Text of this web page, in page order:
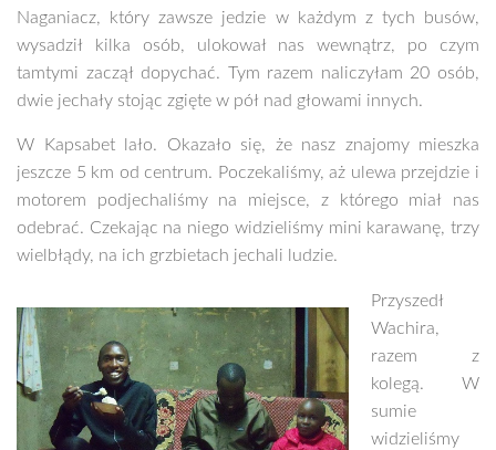
Naganiacz, który zawsze jedzie w każdym z tych busów,
wysadził kilka osób, ulokował nas wewnątrz, po czym
tamtymi zaczął dopychać. Tym razem naliczyłam 20 osób,
dwie jechały stojąc zgięte w pół nad głowami innych.
W Kapsabet lało. Okazało się, że nasz znajomy mieszka
jeszcze 5 km od centrum. Poczekaliśmy, aż ulewa przejdzie i
motorem podjechaliśmy na miejsce, z którego miał nas
odebrać. Czekając na niego widzieliśmy mini karawanę, trzy
wielbłądy, na ich grzbietach jechali ludzie.
Przyszedł
Wachira,
razem z
kolegą. W
sumie
widzieliśmy